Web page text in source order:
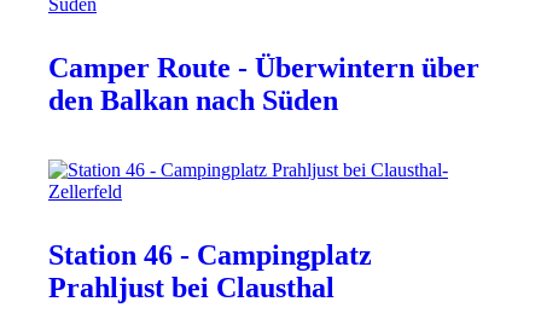
Camper Route - Überwintern über
den Balkan nach Süden
Station 46 - Campingplatz
Prahljust bei Clausthal